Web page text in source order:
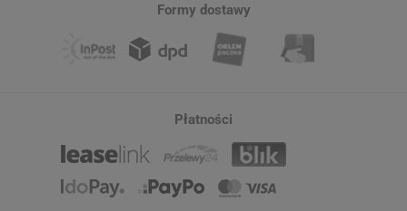
Formy dostawy
Płatności